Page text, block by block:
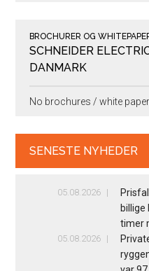
BROCHURER OG
SCHNEIDER
DANMARK
No brochures / white
SENESTE NYHEDER
05.08.2026
timer
05.08.2026